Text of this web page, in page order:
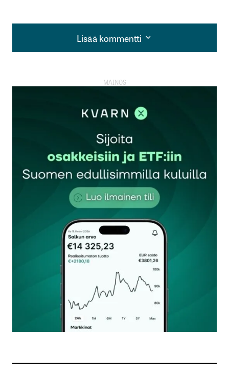
Lisää kommentti
Lisää kommentti
kirjautua
rekisteröityä
Sähköpostiosoitettasi ei julkaista.Pakolliset
kentät on merkitty*
Kommentti*
Nimesi tai nimimerkkisi
Sähköpostiosoitteesi
Tilaa SalkunRakentajan uutiskirje